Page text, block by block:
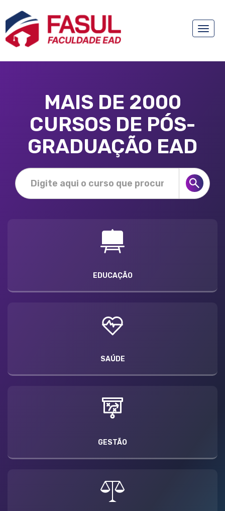
Toggle
MAIS DE 2000
CURSOS DE PÓS-
GRADUAÇÃO EAD
EDUCAÇÃO
SAÚDE
GESTÃO